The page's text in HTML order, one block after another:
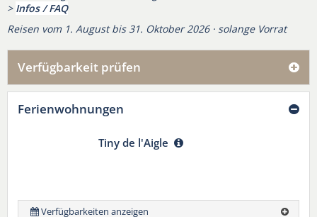
> Infos / FAQ
Reisen vom 1. August bis 31. Oktober 2026 · solange Vorrat
Verfügbarkeit prüfen
Ferienwohnungen
Tiny de l'Aigle
Verfügbarkeiten anzeigen